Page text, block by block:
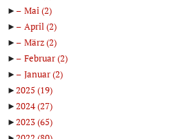
►
Mai(2)
►
April(2)
►
März(2)
►
Februar(2)
►
Januar(2)
►2025 (19)
►2024(27)
►2023(65)